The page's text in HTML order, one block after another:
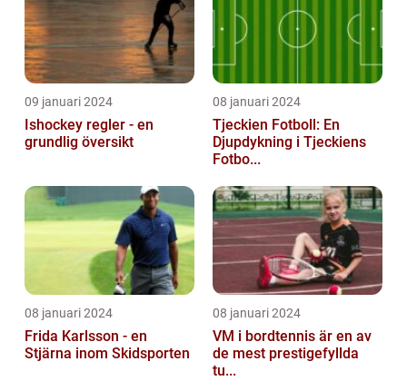
09 januari 2024
Ishockey regler - en
grundlig översikt
08 januari 2024
Tjeckien Fotboll: En
Djupdykning i Tjeckiens
Fotbo...
08 januari 2024
Frida Karlsson - en
Stjärna inom Skidsporten
08 januari 2024
VM i bordtennis är en av
de mest prestigefyllda
tu...